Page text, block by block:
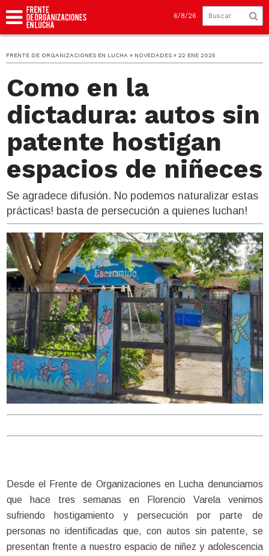
6/8/26
FRENTE DE ORGANIZACIONES EN LUCHA » NOVEDADES » 22 ENE 2025
Como en la
dictadura: autos sin
patente hostigan
espacios de niñeces
Se agradece difusión. No podemos naturalizar estas
prácticas! basta de persecución a quienes luchan!
Desde el Frente de Organizaciones en Lucha denunciamos
que hace tres semanas en Florencio Varela venimos
sufriendo hostigamiento y persecución por parte de
personas no identificadas que, con autos sin patente, se
presentan frente a nuestro espacio de niñez y adolescencia